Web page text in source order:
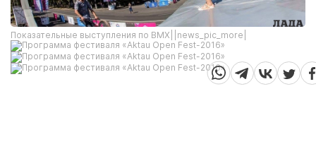
Показательные выступления по ВМХ||news_pic_more|